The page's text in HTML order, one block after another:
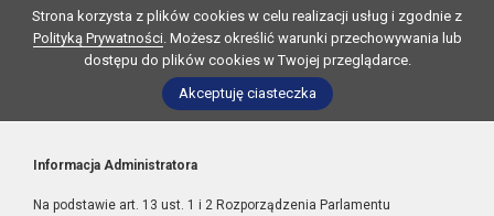
Strona korzysta z plików cookies w celu realizacji usług i zgodnie z
Polityką Prywatności. Możesz określić warunki przechowywania lub
dostępu do plików cookies w Twojej przeglądarce.
Akceptuję ciasteczka
Informacja Administratora
Na podstawie art. 13 ust. 1 i 2 Rozporządzenia Parlamentu